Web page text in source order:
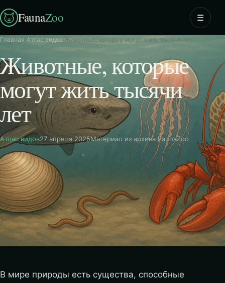
FaunaZoo ☰
Главная Атлас видов›Животные, которые могут жить тысячи лет
Животные, которые
могут жить тысячи
лет
Атлас видов27 апреля 2025Материал из архива FaunaZoo
В мире природы есть существа, способные